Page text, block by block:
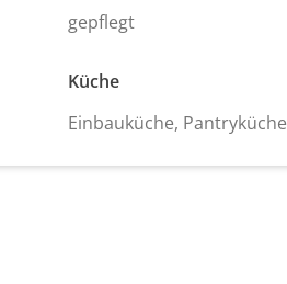
gepflegt
Küche
Einbauküche, Pantryküche